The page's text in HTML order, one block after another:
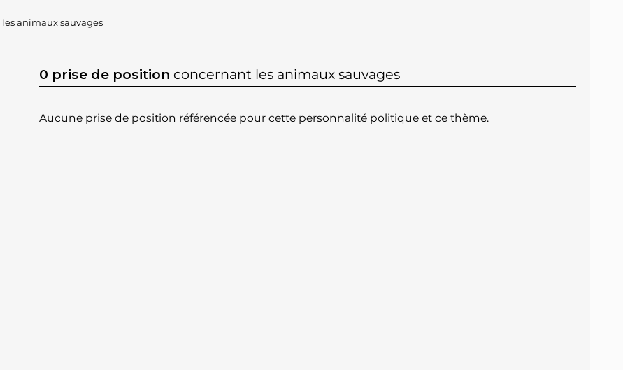
animaux sauvages
0 prise de position concernant les animaux sauvages
Aucune prise de position référencée pour cette personnalité politique et ce thème.